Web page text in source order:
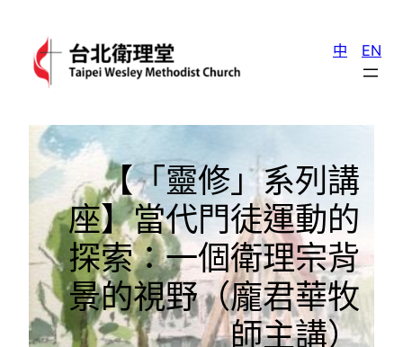
中 EN
【「靈修」系列講
座】當代門徒運動的
探索：一個衛理宗背
景的視野（龐君華牧
師主講）